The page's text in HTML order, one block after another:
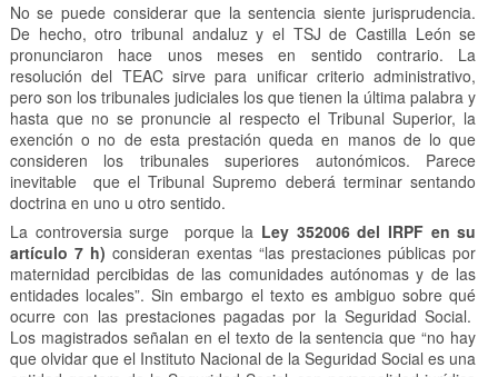
No se puede considerar que la sentencia siente jurisprudencia.
De hecho, otro tribunal andaluz y el TSJ de Castilla León se
pronunciaron hace unos meses en sentido contrario. La
resolución del TEAC sirve para unificar criterio administrativo,
pero son los tribunales judiciales los que tienen la última palabra y
hasta que no se pronuncie al respecto el Tribunal Superior, la
exención o no de esta prestación queda en manos de lo que
consideren los tribunales superiores autonómicos. Parece
inevitable que el Tribunal Supremo deberá terminar sentando
doctrina en uno u otro sentido.
La controversia surge porque la Ley 352006 del IRPF en su
artículo 7 h) consideran exentas “las prestaciones públicas por
maternidad percibidas de las comunidades autónomas y de las
entidades locales”. Sin embargo el texto es ambiguo sobre qué
ocurre con las prestaciones pagadas por la Seguridad Social.
Los magistrados señalan en el texto de la sentencia que “no hay
que olvidar que el Instituto Nacional de la Seguridad Social es una